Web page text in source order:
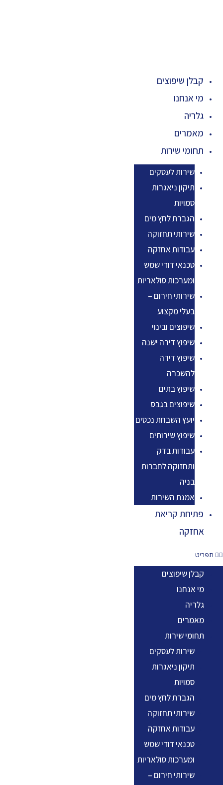
קבלן שיפוצים
מי אנחנו
גלריה
מאמרים
תחומי שירות
שירות לעסקים
תיקון ניאגרות
סמויות
הגברת לחץ מים
שירותי תחזוקה
עבודות אחזקה
טכנאי דודי שמש
ומערכות סולאריות
שירותי חירום –
בעלי מקצוע
שיפוצים ובינוי
שיפוץ דירה ישנה
שיפוץ דירה
להשכרה
שיפוץ בתים
שיפוצים בגבס
יועץ השבחת נכסים
שיפוץ שירותים
עבודות בדק
ותחזוקה לחברות
בניה
אמנת השירות
פתיחת קריאת
אחזקה
תפריט
קבלן שיפוצים
מי אנחנו
גלריה
מאמרים
תחומי שירות
שירות לעסקים
תיקון ניאגרות
סמויות
הגברת לחץ מים
שירותי תחזוקה
עבודות אחזקה
טכנאי דודי שמש
ומערכות סולאריות
שירותי חירום –